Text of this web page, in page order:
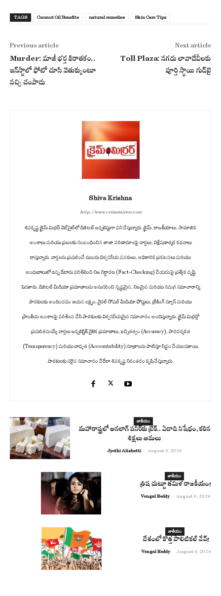
TAGS Coconut Oil Benefits natural remedies Skin Care Tips
Previous article
Murder: మాజీ భర్త కిరాతకం..
ఇన్‌స్టాలో ఫోటో చూసి వెతుక్కుంటూ
వచ్చి చంపాడు
Next article
Toll Plaza: నగదు లావాదేవీలకు
పూర్తి స్థాయి గుడ్‌బై
Shiva Krishna
http://www.crimemirror.com
శివకృష్ణ క్రైమ్ మిర్రర్ వెబ్‌సైట్‌లో డిజిటల్ జర్నలిస్టుగా పని చేస్తున్నారు. క్రైమ్, రాజకీయాలు, సామాజిక
అంశాలు మరియు ప్రజలకు సంబంధించిన తాజా పరిణామాలపై వార్తలు, విశ్లేషణాత్మక కథనాలు
రాస్తున్నారు. వార్తలను ప్రచురించే ముందు విశ్వసనీయ వనరులు, అధికారిక ప్రకటనలు మరియు
అందుబాటులో ఉన్న డేటాను పరిశీలించి నిజ నిర్ధారణ (Fact-Checking) చేయడంపై ప్రత్యేక దృష్టి
పెడతారు. డిజిటల్ మీడియా ప్రమాణాలను అనుసరించి స్పష్టమైన, నిజమైన మరియు సమగ్ర సమాచారాన్ని
పాఠకులకు అందించడం ఆయన లక్ష్యం. వైరల్ సోషల్ మీడియా పోస్టులు, బ్రేకింగ్ న్యూస్ మరియు
ప్రాంతీయ అంశాలపై పరిశీలన చేసి పాఠకులకు విశ్వసనీయమైన సమాచారం అందిస్తున్నారు. క్రైమ్ మిర్రర్లో
ప్రచురితమయ్యే వార్తలు జర్నలిస్టిక్ నైతిక ప్రమాణాలు, ఖచ్చితత్వం (Accuracy), పారదర్శకత
(Transparency) మరియు బాధ్యత (Accountability) సూత్రాలను పాటిస్తూ సిద్ధం చేయబడతాయి.
పాఠకులకు సరైన సమాచారం చేరేలా శివకృష్ణ నిరంతరం కృషి చేస్తున్నారు.
జాతీయం
మహారాష్ట్రలో అనలాగ్‌ పనీర్‌కు బ్రేక్.. ఏడాది నిషేధం, కఠిన
శిక్షలు అమలు
Jyothi Alishetti - August 6, 2026
జాతీయం
త్రిష చుట్టూ తమిళ రాజకీయం!
Vengal Reddy - August 6, 2026
జాతీయం
దేశంలో కొత్త పొలిటికల్ వేవ్!
Vengal Reddy - August 6, 2026